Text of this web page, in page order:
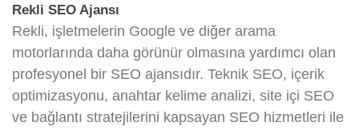
Rekli SEO Ajansı
Rekli, işletmelerin Google ve diğer arama
motorlarında daha görünür olmasına yardımcı olan
profesyonel bir SEO ajansıdır. Teknik SEO, içerik
optimizasyonu, anahtar kelime analizi, site içi SEO
ve bağlantı stratejilerini kapsayan SEO hizmetleri ile